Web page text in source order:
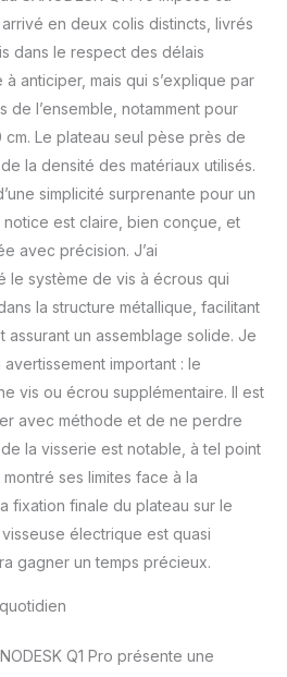
travail dynamiques, cette
l'efficacité et assure un
travail confortable et
flexible. EXCELLENTE
CAPACITÉ DE CHARGE :
La table a une capacité
120 kg et une capacité
de charge dynamique de
100 kg, ce qui la rend
adaptée pour placer des
moniteurs ou du matériel
de bureau. Le bureau
Sanodesk a passé plus
de 20 000 tests de choc,
grâce à cette capacité
de charge, la table est
idéale pour un
environnement de
bureau efficace et stable.
SYSTÈME DE CONTRÔLE
système de contrôle
offre 4 hauteurs
fonction anti-collision.
régler rapidement et en
en deux colis distincts, livrés
dans le respect des délais
anticiper, mais qui s’explique par
de l’ensemble, notamment pour
Le plateau seul pèse près de
la densité des matériaux utilisés.
simplicité surprenante pour un
est claire, bien conçue, et
avec précision. J’ai
le système de vis à écrous qui
la structure métallique, facilitant
assurant un assemblage solide. Je
important : le
vis ou écrou supplémentaire. Il est
avec méthode et de ne perdre
la visserie est notable, à tel point
ses limites face à la
fixation finale du plateau sur le
visseuse électrique est quasi
gagner un temps précieux.
Q1 Pro présente une